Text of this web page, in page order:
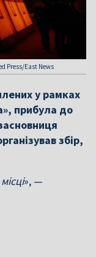
Press/East News
у рамках
прибула до
збір,
», —